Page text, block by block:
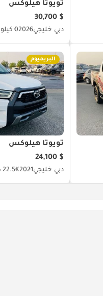
تويوتا هيلوكس
$ 30,700
دبي خليجي20260 كيلومتر
البريميوم
تويوتا هيلوكس
$ 24,100
دبي خليجي202122.5K كيلومتر